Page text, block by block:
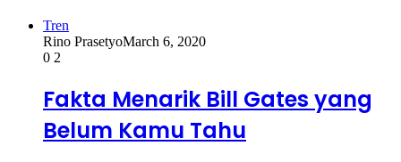
Tren
Rino PrasetyoMarch 6, 2020
0 2
Fakta Menarik Bill Gates yang
Belum Kamu Tahu